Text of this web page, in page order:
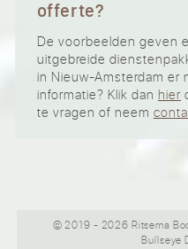
offerte?
De voorbeelden geven
uitgebreide
in Nieuw-Amsterdam er
informatie? Klik dan hier
te vragen of neem
© 2019 - 2026 Ritsema
Bullseye